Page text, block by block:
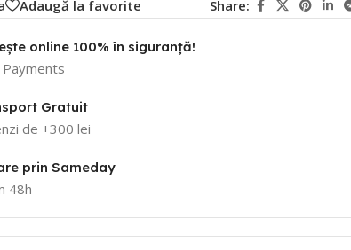
Adaugă la favorite Share:
online 100% în siguranță!
Gratuit
de +300 lei
prin Sameday
48h